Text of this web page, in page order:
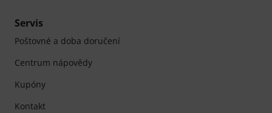
Servis
Poštovné a doba doručení
Centrum nápovědy
Kupóny
Kontakt